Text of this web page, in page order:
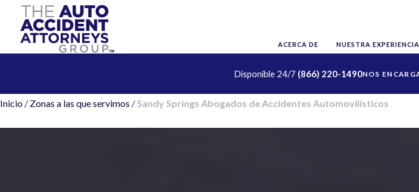
ACERCA DE NUESTRA EXPERIENCIA
Disponible 24/7 (866) 220-1490
Inicio / Zonas a las que servimos / Sandy Springs Abogados de Accidentes Automovilísticos